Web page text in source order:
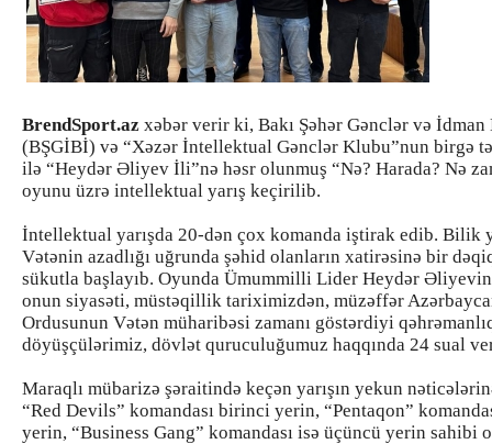
BrendSport.az xəbər verir ki, Bakı Şəhər Gənclər və İdman
(BŞGİBİ) və “Xəzər İntellektual Gənclər Klubu”nun birgə
ilə “Heydər Əliyev İli”nə həsr olunmuş “Nə? Harada? Nə
oyunu üzrə intellektual yarış keçirilib.
İntellektual yarışda 20-dən çox komanda iştirak edib. Bilik
Vətənin azadlığı uğrunda şəhid olanların xatirəsinə bir
sükutla başlayıb. Oyunda Ümummilli Lider Heydər Əliyevin
onun siyasəti, müstəqillik tariximizdən, müzəffər
Ordusunun Vətən müharibəsi zamanı göstərdiyi
döyüşçülərimiz, dövlət quruculuğumuz haqqında 24 sual
Maraqlı mübarizə şəraitində keçən yarışın yekun
“Red Devils” komandası birinci yerin, “Pentaqon”
yerin, “Business Gang” komandası isə üçüncü yerin sahibi